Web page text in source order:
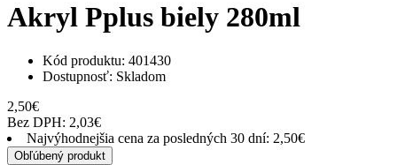
Akryl Pplus biely 280ml
Kód produktu: 401430
Dostupnosť: Skladom
2,50€
Bez DPH: 2,03€
Najvýhodnejšia cena za posledných 30 dní: 2,50€
Obľúbený produkt